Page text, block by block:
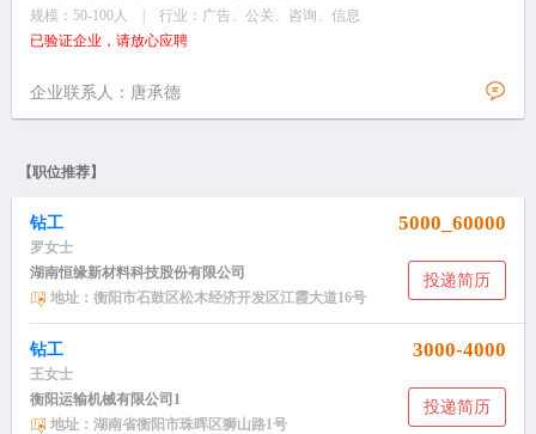
规模：50-100人 | 行业：广告、公关、咨询、信息
已验证企业，请放心应聘
企业联系人：唐承德
【职位推荐】
钻工 5000_60000
罗女士
投递简历
湖南恒缘新材料科技股份有限公司
地址：衡阳市石鼓区松木经济开发区江霞大道16号
钻工 3000-4000
王女士
投递简历
衡阳运输机械有限公司1
地址：湖南省衡阳市珠晖区狮山路1号